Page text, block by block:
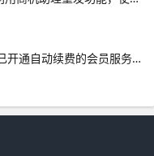
击进入该页面集中展示所有已开通自动续费的会员服务。9、开通迅雷白金会员的步骤如下工具原料 荣耀Magic5至臻版MagicOS70迅雷app1751方法步骤 打开头像启动迅